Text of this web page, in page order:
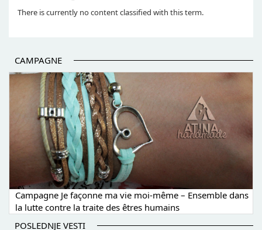
There is currently no content classified with this term.
CAMPAGNE
Campagne Je façonne ma vie moi-même – Ensemble dans
la lutte contre la traite des êtres humains
POSLEDNJE VESTI